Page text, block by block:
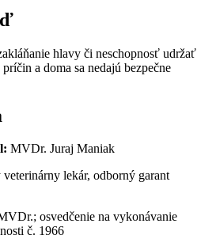
hlavy či neschopnosť udržať
a doma sa nedajú bezpečne
MVDr. Juraj Maniak
veterinárny lekár, odborný garant
osvedčenie na vykonávanie
č. 1966